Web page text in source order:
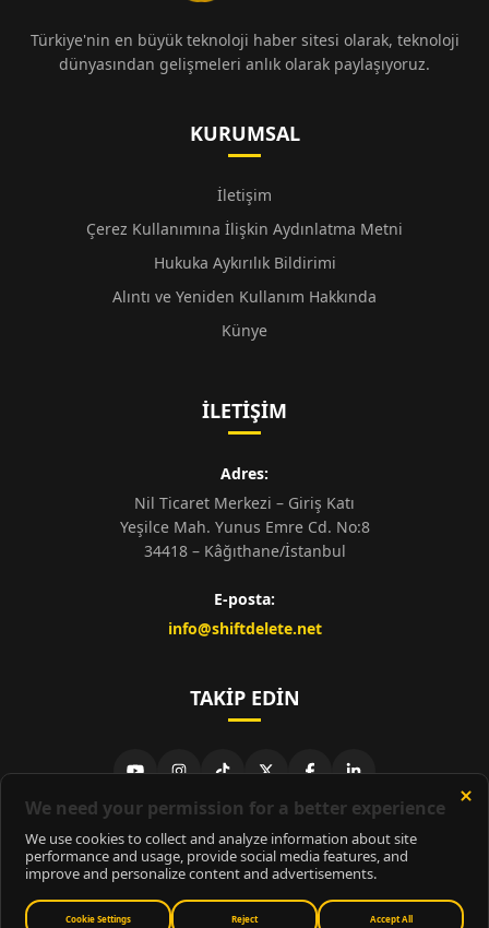
Türkiye'nin en büyük teknoloji haber sitesi olarak, teknoloji
dünyasından gelişmeleri anlık olarak paylaşıyoruz.
KURUMSAL
İletişim
Çerez Kullanımına İlişkin Aydınlatma Metni
Hukuka Aykırılık Bildirimi
Alıntı ve Yeniden Kullanım Hakkında
Künye
İLETIŞIM
Adres:
Nil Ticaret Merkezi – Giriş Katı
Yeşilce Mah. Yunus Emre Cd. No:8
34418 – Kâğıthane/İstanbul
E-posta:
info@shiftdelete.net
TAKIP EDIN
© 2026ShiftDelete.Net- Tüm hakları saklıdır.
ShiftDelete.Net, İnternet Medyası ve Bilişim Muhabirleri Derneği